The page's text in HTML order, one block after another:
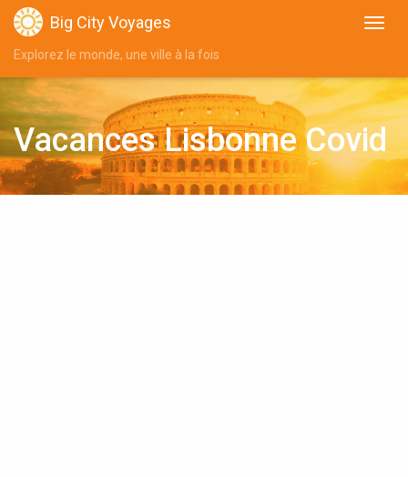
Big City Voyages
Explorez le monde, une ville à la fois
Vacances Lisbonne Covid